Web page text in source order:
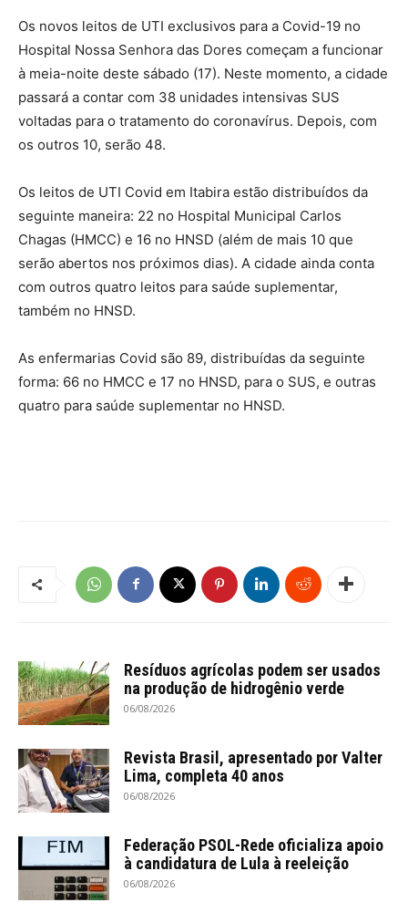
Os novos leitos de UTI exclusivos para a Covid-19 no
Hospital Nossa Senhora das Dores começam a funcionar
à meia-noite deste sábado (17). Neste momento, a cidade
passará a contar com 38 unidades intensivas SUS
voltadas para o tratamento do coronavírus. Depois, com
os outros 10, serão 48.
Os leitos de UTI Covid em Itabira estão distribuídos da
seguinte maneira: 22 no Hospital Municipal Carlos
Chagas (HMCC) e 16 no HNSD (além de mais 10 que
serão abertos nos próximos dias). A cidade ainda conta
com outros quatro leitos para saúde suplementar,
também no HNSD.
As enfermarias Covid são 89, distribuídas da seguinte
forma: 66 no HMCC e 17 no HNSD, para o SUS, e outras
quatro para saúde suplementar no HNSD.
Resíduos agrícolas podem ser usados
na produção de hidrogênio verde
06/08/2026
Revista Brasil, apresentado por Valter
Lima, completa 40 anos
06/08/2026
Federação PSOL-Rede oficializa apoio
à candidatura de Lula à reeleição
06/08/2026